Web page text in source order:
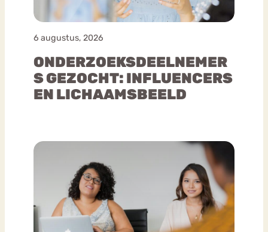
6 augustus, 2026
ONDERZOEKSDEELNEMER
S GEZOCHT: INFLUENCERS
EN LICHAAMSBEELD